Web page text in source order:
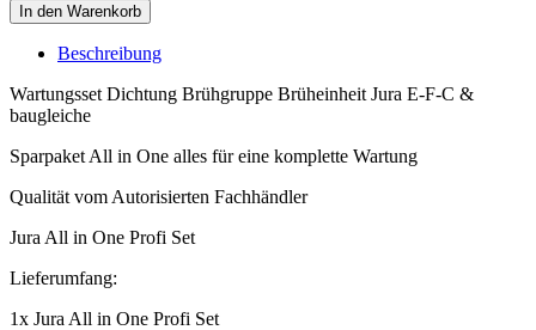
In den Warenkorb
Beschreibung
Wartungsset Dichtung Brühgruppe Brüheinheit Jura E-F-C &
baugleiche
Sparpaket All in One alles für eine komplette Wartung
Qualität vom Autorisierten Fachhändler
Jura All in One Profi Set
Lieferumfang:
1x Jura All in One Profi Set